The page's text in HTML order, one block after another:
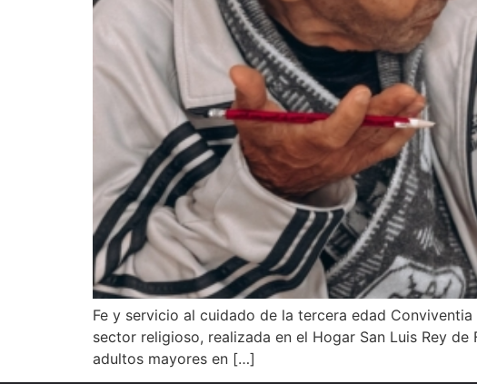
Fe y servicio al cuidado de la tercera edad
sector religioso, realizada en el Hogar San Luis Rey
adultos mayores en […]